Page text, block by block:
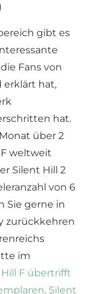
gibt es
Fans von
erklärt hat,
hat.
über 2
weltweit
Silent Hill 2
von 6
Sie gerne in
zurückkehren
im
F übertrifft
Silent